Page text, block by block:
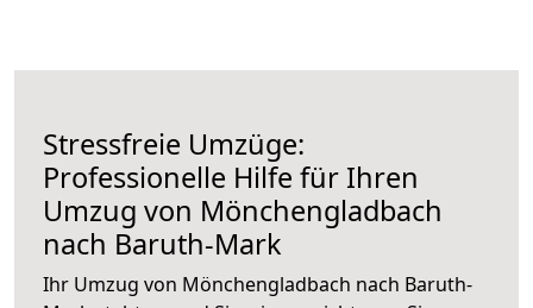
Stressfreie Umzüge:
Professionelle Hilfe für Ihren
Umzug von Mönchengladbach
nach Baruth-Mark
Ihr Umzug von Mönchengladbach nach Baruth-